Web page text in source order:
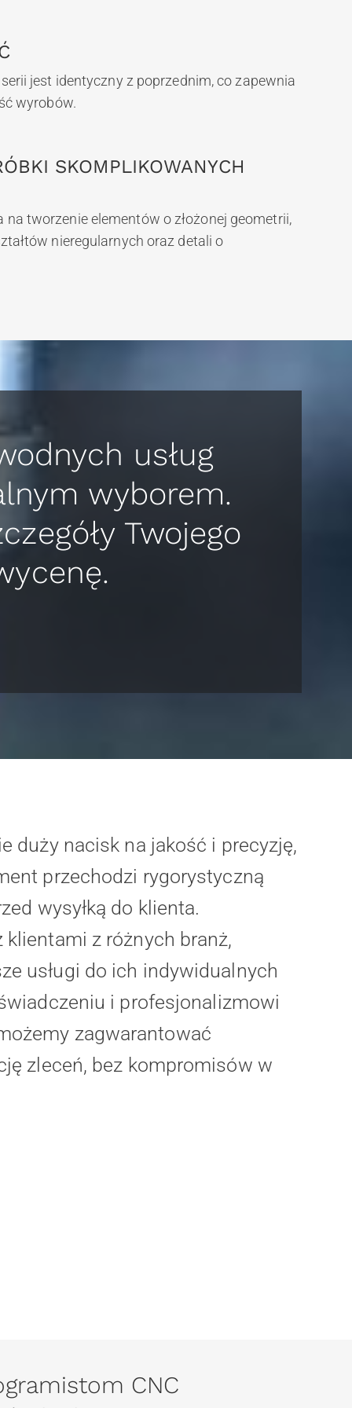
jest identyczny z poprzednim, co zapewnia
wyrobów.
SKOMPLIKOWANYCH
na tworzenie elementów o złożonej geometrii,
nieregularnych oraz detali o
usług
wyborem.
Twojego
duży nacisk na jakość i precyzję,
przechodzi rygorystyczną
wysyłką do klienta.
klientami z różnych branż,
usługi do ich indywidualnych
i profesjonalizmowi
zagwarantować
zleceń, bez kompromisów w
CNC